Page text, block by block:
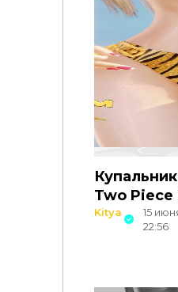
Two
Kitya
15
22:56